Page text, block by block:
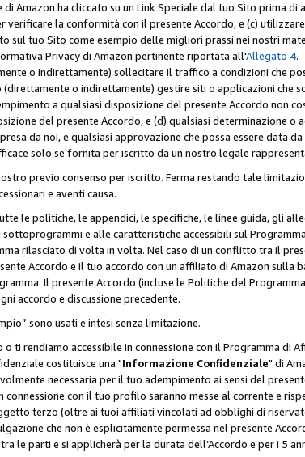
Amazon ha cliccato su un Link Speciale dal tuo Sito prima
la conformità con il presente Accordo, e (c)
tuo Sito come esempio delle migliori prassi nei nostri
Privacy di Amazon pertinente riportata all'Allegato 4.
o indirettamente) sollecitare il traffico a condizioni che
o indirettamente) gestire siti o applicazioni che
a qualsiasi disposizione del presente Accordo non
del presente Accordo, e (d) qualsiasi determinazione o
da noi, e qualsiasi approvazione che possa essere data
solo se fornita per iscritto da un nostro legale
previo consenso per iscritto. Ferma restando tale
e aventi causa.
le politiche, le appendici, le specifiche, le linee guida, gli
e alle caratteristiche accessibili sul
rilasciato di volta in volta. Nel caso di un conflitto tra il
Accordo e il tuo accordo con un affiliato di Amazon sulla
Il presente Accordo (incluse le Politiche del
accordo e discussione precedente.
sono usati e intesi senza limitazione.
rendiamo accessibile in connessione con il Programma di
costituisce una "Informazione Confidenziale" di
necessaria per il tuo adempimento ai sensi del
con il tuo profilo saranno messe al corrente e
terzo (oltre ai tuoi affiliati vincolati ad obblighi di
che non è esplicitamente permessa nel presente
parti e si applicherà per la durata dell’Accordo e per i 5